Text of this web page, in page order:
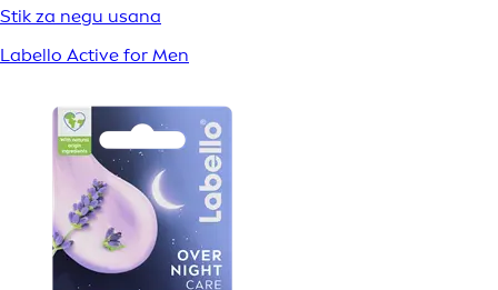
Stik za negu usana
Labello Active for Men